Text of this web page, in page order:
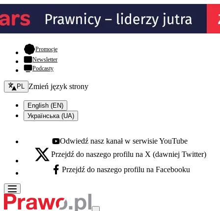
Promocje- otwiera się w nowej karcie
Newsletter
Podcasty
Zmień język - bieżący:
PL Zmień język strony
English (EN)
Українська (UA)
Youtube - otwiera się w nowej karcie
Odwiedź nasz kanał w serwisie YouTube
X - otwiera się w nowej karcie
Przejdź do naszego profilu na X (dawniej Twitter)
Facebook - otwiera się w nowej karcie
Przejdź do naszego profilu na Facebooku